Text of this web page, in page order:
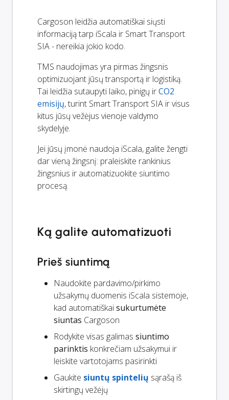
Cargoson leidžia automatiškai siųsti
informaciją tarp iScala ir Smart Transport
SIA - nereikia jokio kodo.
TMS naudojimas yra pirmas žingsnis
optimizuojant jūsų transportą ir logistiką.
Tai leidžia sutaupyti laiko, pinigų irCO2
emisijų, turint Smart Transport SIA ir visus
kitus jūsų vežėjus vienoje valdymo
skydelyje.
Jei jūsų įmonė naudoja iScala, galite žengti
dar vieną žingsnį: praleiskite rankinius
žingsnius ir automatizuokite siuntimo
procesą.
Ką galite automatizuoti
Prieš siuntimą
Naudokite pardavimo/pirkimo
užsakymų duomenis iScala sistemoje,
kad automatiškaisukurtumėte
siuntas Cargoson
Rodykite visas galimas siuntimo
parinktis konkrečiam užsakymui ir
leiskite vartotojams pasirinkti
Gaukite siuntų spintelių sąrašą iš
skirtingų vežėjų